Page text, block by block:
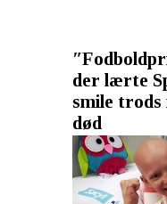
der lærte
smile
død